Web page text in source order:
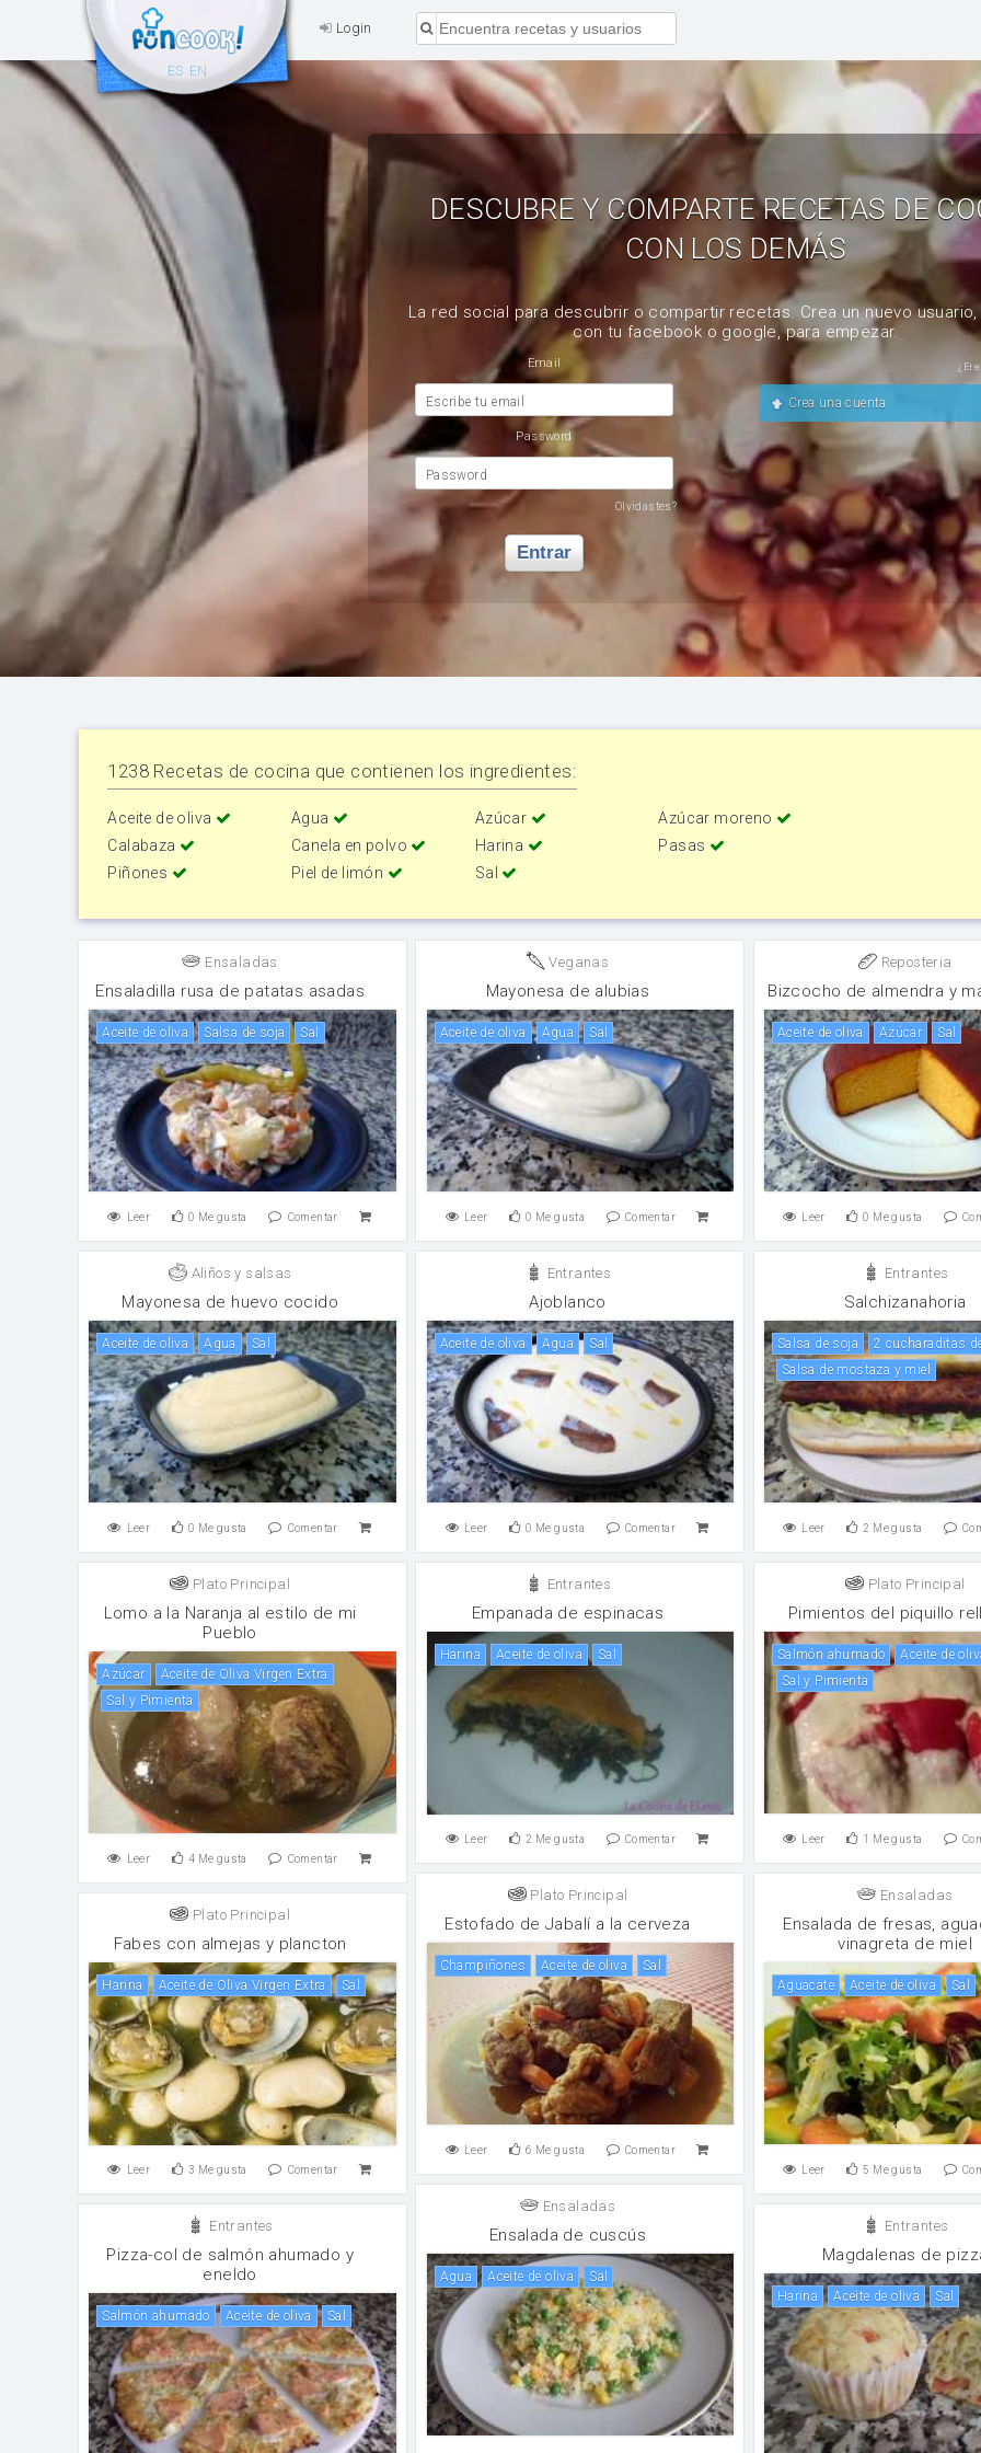
Login
ES EN
DESCUBRE Y COMPARTE RECETAS DE
CON LOS DEMÁS
La red social para descubrir o compartir recetas. Crea un nuevo
con tu facebook o google, para empezar.
Email
Escribe tu email
Password
Password
Olvidastes?
Entrar
Crea una cuenta
1238 Recetas de cocina que contienen los ingredientes:
Aceite de oliva Agua Azúcar
Azúcar moreno
Calabaza
Canela en polvo Harina
Pasas
Piñones
Piel de limón Sal
Ensaladas
Ensaladilla rusa de patatas asadas
aceite de oliva salsa de soja sal
Leer 0 Me gusta Comentar
Veganas
Mayonesa de alubias
aceite de oliva agua sal
Leer 0 Me gusta Comentar
Reposteria
Bizcocho de almendra y
aceite de oliva Azúcar sal
Leer 0 Me gusta
Aliños y salsas
Mayonesa de huevo cocido
aceite de oliva agua sal
Leer 0 Me gusta Comentar
Entrantes
Ajoblanco
aceite de oliva agua sal
Leer 0 Me gusta Comentar
Entrantes
Salchizanahoria
salsa de soja
2 cucharaditas
Salsa de mostaza y miel
Leer 2 Me gusta
Plato Principal
Lomo a la Naranja al estilo de mi
Pueblo
Azúcar
Aceite de Oliva Virgen Extra
Sal y Pimienta
Leer 4 Me gusta Comentar
Entrantes
Empanada de espinacas
harina aceite de oliva sal
Leer 2 Me gusta Comentar
Plato Principal
Pimientos del piquillo
Salmón ahumado
aceite de
Sal y Pimienta
Leer 1 Me gusta
Plato Principal
Estofado de Jabalí a la cerveza
champiñones aceite de oliva sal
Leer 6 Me gusta Comentar
Ensaladas
Ensalada de fresas,
vinagreta de miel
Aguacate aceite de oliva sal
Leer 5 Me gusta
Plato Principal
Fabes con almejas y plancton
harina Aceite de Oliva Virgen Extra sal
Leer 3 Me gusta Comentar
Ensaladas
Ensalada de cuscús
agua aceite de oliva sal
Entrantes
Pizza-col de salmón ahumado y
eneldo
Salmón ahumado aceite de oliva sal
Entrantes
Magdalenas de
harina aceite de oliva sal